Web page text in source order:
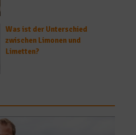
Was ist der Unterschied
zwischen Limonen und
Limetten?